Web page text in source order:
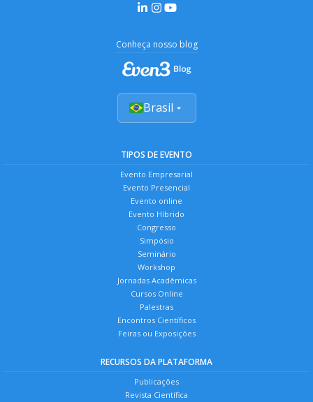
Conheça nosso blog
Brasil
TIPOS DE EVENTO
Evento Empresarial
Evento Presencial
Evento online
Evento Híbrido
Congresso
Simpósio
Seminário
Workshop
Jornadas Acadêmicas
Cursos Online
Palestras
Encontros Científicos
Feiras ou Exposições
RECURSOS DA PLATAFORMA
Publicações
Revista Científica